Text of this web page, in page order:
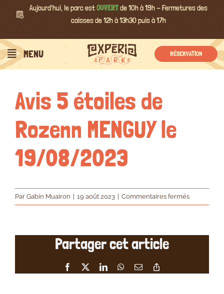
Aujourd'hui, le parc estOUVERTde 10h à 19h - Fermetures des
caisses de 12h à 13h30 puis à 17h
MENU RÉSERVATION
Précédent Suivant
Avis 5 étoiles de
Rozenn MENGUY le
19/08/2023
Par Gabin Muairon 19 août 2023 Commentaires ferméssur
Avis
le
Partager cet article
Facebook LinkedInWhatsApp
Email
Link